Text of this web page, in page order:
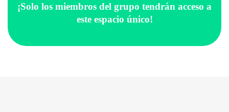
¡Solo los miembros del grupo tendrán acceso a
este espacio único!